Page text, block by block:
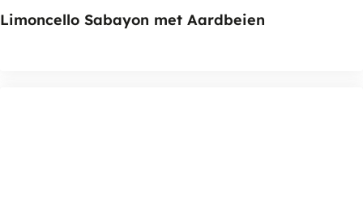
Limoncello Sabayon met Aardbeien